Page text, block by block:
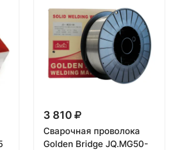
3 810
Сварочная проволока
Golden Bridge JQ.MG50-